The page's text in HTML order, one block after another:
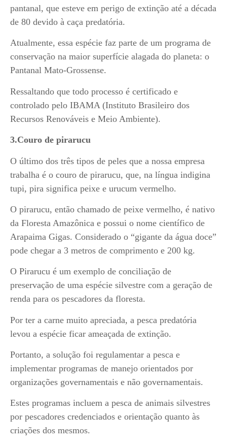
pantanal, que esteve em perigo de extinção até a década
de 80 devido à caça predatória.
Atualmente, essa espécie faz parte de um programa de
conservação na maior superfície alagada do planeta: o
Pantanal Mato-Grossense.
Ressaltando que todo processo é certificado e
controlado pelo IBAMA (Instituto Brasileiro dos
Recursos Renováveis e Meio Ambiente).
3.Couro de pirarucu
O último dos três tipos de peles que a nossa empresa
trabalha é o couro de pirarucu, que, na língua indigina
tupi, pira significa peixe e urucum vermelho.
O pirarucu, então chamado de peixe vermelho, é nativo
da Floresta Amazônica e possui o nome científico de
Arapaima Gigas. Considerado o “gigante da água doce”
pode chegar a 3 metros de comprimento e 200 kg.
O Pirarucu é um exemplo de conciliação de
preservação de uma espécie silvestre com a geração de
renda para os pescadores da floresta.
Por ter a carne muito apreciada, a pesca predatória
levou a espécie ficar ameaçada de extinção.
Portanto, a solução foi regulamentar a pesca e
implementar programas de manejo orientados por
organizações governamentais e não governamentais.
Estes programas incluem a pesca de animais silvestres
por pescadores credenciados e orientação quanto às
criações dos mesmos.